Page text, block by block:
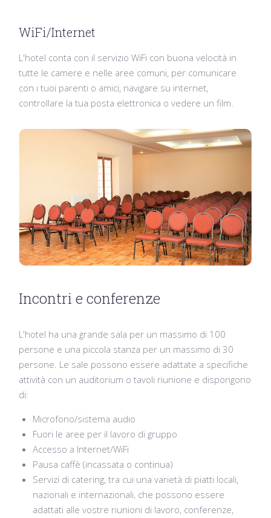
WiFi/Internet
L'hotel conta con il servizio WiFi con buona velocità in
tutte le camere e nelle aree comuni, per comunicare
con i tuoi parenti o amici, navigare su internet,
controllare la tua posta elettronica o vedere un film.
Incontri e conferenze
L'hotel ha una grande sala per un massimo di 100
persone e una piccola stanza per un massimo di 30
persone. Le sale possono essere adattate a specifiche
attività con un auditorium o tavoli riunione e dispongono
di:
Microfono/sistema audio
Fuori le aree per il lavoro di gruppo
Accesso a Internet/WiFi
Pausa caffè (incassata o continua)
Servizi di catering, tra cui una varietà di piatti locali,
nazionali e internazionali, che possono essere
adattati alle vostre riunioni di lavoro, conferenze,